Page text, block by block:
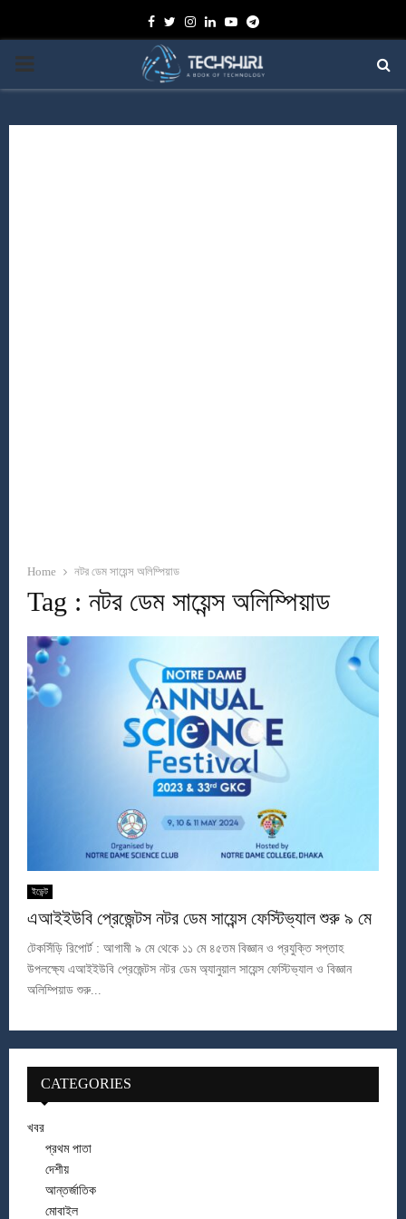
Facebook
TwitterInstagram
Linkedin
YoutubeTelegram
PRIMARY
Home নটর ডেম সায়েন্স অলিম্পিয়াড
Tag : নটর ডেম সায়েন্স অলিম্পিয়াড
ইভেন্ট
এআইইউবি প্রেজেন্টস নটর ডেম সায়েন্স ফেস্টিভ্যাল শুরু ৯ মে
টেকসিঁড়ি রিপোর্ট : আগামী ৯ মে থেকে ১১ মে ৪৫তম বিজ্ঞান ও প্রযুক্তি সপ্তাহ
উপলক্ষ্যে এআইইউবি প্রেজেন্টস নটর ডেম অ্যানুয়াল সায়েন্স ফেস্টিভ্যাল ও বিজ্ঞান
অলিম্পিয়াড শুরু...
CATEGORIES
খবর
প্রথম পাতা
দেশীয়
আন্তর্জাতিক
মোবাইল